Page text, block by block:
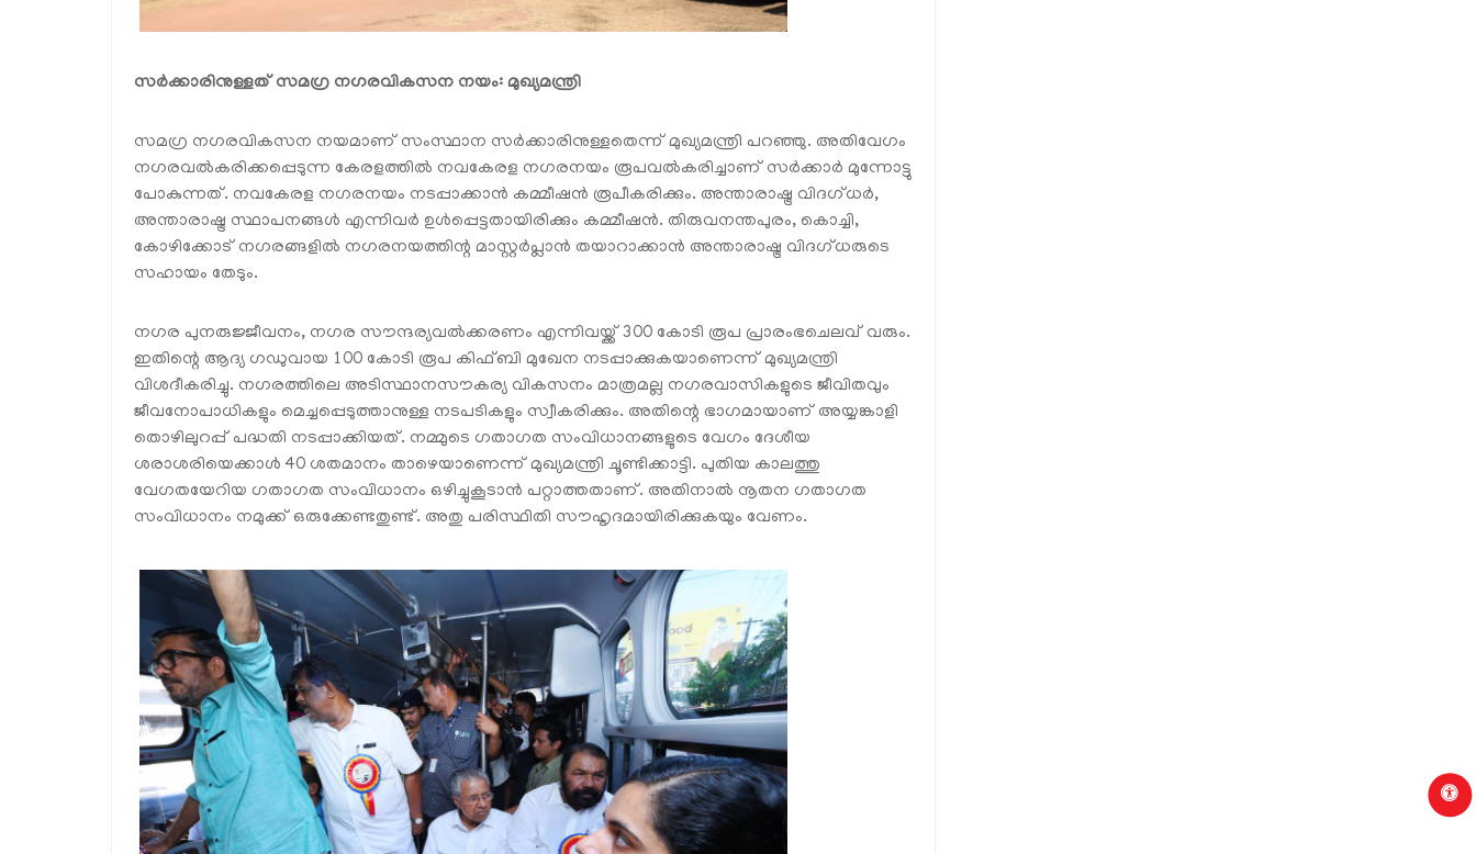
സർക്കാരിനുള്ളത് സമഗ്ര നഗരവികസന നയം: മുഖ്യമന്ത്രി
സമഗ്ര നഗരവികസന നയമാണ് സംസ്ഥാന സർക്കാരിനുള്ളതെന്ന് മുഖ്യമന്ത്രി പറഞ്ഞു. അതിവേഗം
നഗരവൽകരിക്കപ്പെടുന്ന കേരളത്തിൽ നവകേരള നഗരനയം രൂപവൽകരിച്ചാണ് സർക്കാർ മുന്നോട്ടു
പോകുന്നത്. നവകേരള നഗരനയം നടപ്പാക്കാൻ കമ്മീഷൻ രൂപീകരിക്കും. അന്താരാഷ്ട്ര വിദഗ്ധർ,
അന്താരാഷ്ട്ര സ്ഥാപനങ്ങൾ എന്നിവർ ഉൾപ്പെട്ടതായിരിക്കും കമ്മീഷൻ. തിരുവനന്തപുരം, കൊച്ചി,
കോഴിക്കോട് നഗരങ്ങളിൽ നഗരനയത്തിന്റ മാസ്റ്റർപ്ലാൻ തയാറാക്കാൻ അന്താരാഷ്ട്ര വിദഗ്ധരുടെ
സഹായം തേടും.
നഗര പുനരുജ്ജീവനം, നഗര സൗന്ദര്യവൽക്കരണം എന്നിവയ്ക്ക് 300 കോടി രൂപ പ്രാരംഭചെലവ് വരും.
ഇതിന്റെ ആദ്യ ഗഡുവായ 100 കോടി രൂപ കിഫ്ബി മുഖേന നടപ്പാക്കുകയാണെന്ന് മുഖ്യമന്ത്രി
വിശദീകരിച്ചു. നഗരത്തിലെ അടിസ്ഥാനസൗകര്യ വികസനം മാത്രമല്ല നഗരവാസികളുടെ ജീവിതവും
ജീവനോപാധികളും മെച്ചപ്പെടുത്താനുള്ള നടപടികളും സ്വീകരിക്കും. അതിന്റെ ഭാഗമായാണ് അയ്യങ്കാളി
തൊഴിലുറപ്പ് പദ്ധതി നടപ്പാക്കിയത്. നമ്മുടെ ഗതാഗത സംവിധാനങ്ങളുടെ വേഗം ദേശീയ
ശരാശരിയെക്കാൾ 40 ശതമാനം താഴെയാണെന്ന് മുഖ്യമന്ത്രി ചൂണ്ടിക്കാട്ടി. പുതിയ കാലത്തു
വേഗതയേറിയ ഗതാഗത സംവിധാനം ഒഴിച്ചുകൂടാൻ പറ്റാത്തതാണ്. അതിനാൽ നൂതന ഗതാഗത
സംവിധാനം നമുക്ക് ഒരുക്കേണ്ടതുണ്ട്. അതു പരിസ്ഥിതി സൗഹൃദമായിരിക്കുകയും വേണം.